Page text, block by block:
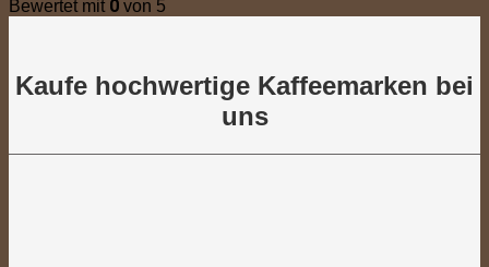
Bewertet mit 0 von 5
Kaufe hochwertige Kaffeemarken bei
uns